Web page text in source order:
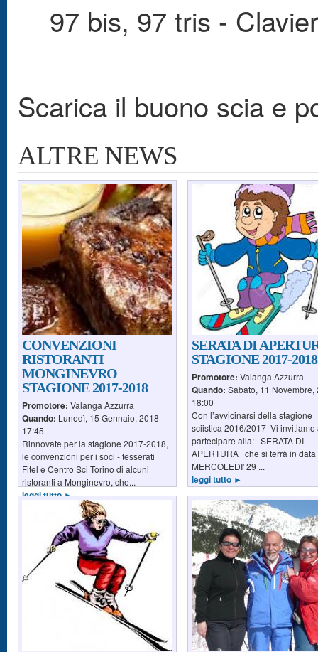
97 bis, 97 tris -
Scarica il buono scia e
ALTRE NEWS
CONVENZIONI
RISTORANTI
MONGINEVRO
STAGIONE 2017-2018
Promotore: Valanga Azzurra
Quando: Lunedì, 15 Gennaio, 2018 -
17:45
Rinnovate per la stagione 2017-2018,
le convenzioni per i soci - tesserati
Fitel e Centro Sci Torino di alcuni
ristoranti a Monginevro, che...
leggi tutto ►
SERATA DI
STAGIONE 2017-2018
Promotore: Valanga Azzurra
Quando: Sabato, 11 Novembre,
18:00
Con l’avvicinarsi della stagione
sciistica 2016/2017 Vi invitiamo
partecipare alla: SERATA DI
APERTURA che si terrà in data
MERCOLEDI' 29 ...
leggi tutto ►
Pagine